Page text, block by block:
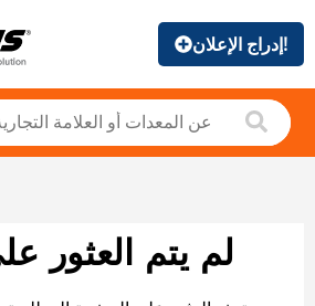
إدراج الإعلان!
لم يتم العثور